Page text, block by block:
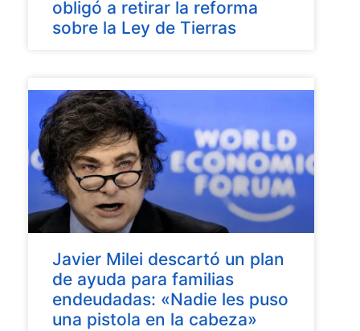
obligó a retirar la reforma
sobre la Ley de Tierras
Javier Milei descartó un plan
de ayuda para familias
endeudadas: «Nadie les puso
una pistola en la cabeza»